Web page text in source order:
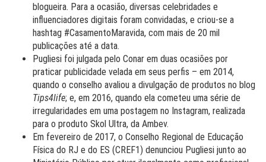
blogueira. Para a ocasião, diversas celebridades e
influenciadores digitais foram convidadas, e criou-se a
hashtag #CasamentoMaravida, com mais de 20 mil
publicações até a data.
Pugliesi foi julgada pelo Conar em duas ocasiões por
praticar publicidade velada em seus perfis – em 2014,
quando o conselho avaliou a divulgação de produtos no blog
Tips4life; e, em 2016, quando ela cometeu uma série de
irregularidades em uma postagem no Instagram, realizada
para o produto Skol Ultra, da Ambev.
Em fevereiro de 2017, o Conselho Regional de Educação
Física do RJ e do ES (CREF1) denunciou Pugliesi junto ao